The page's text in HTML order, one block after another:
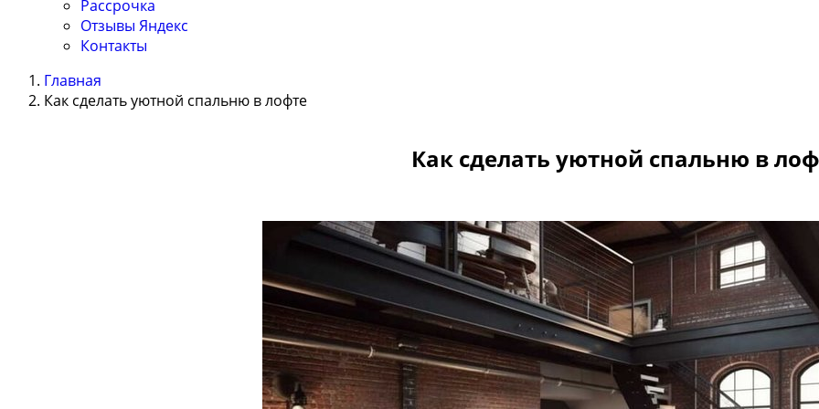
Рассрочка
Отзывы Яндекс
Контакты
Главная
Как сделать уютной спальню в лофте
Как сделать уютной спальню в